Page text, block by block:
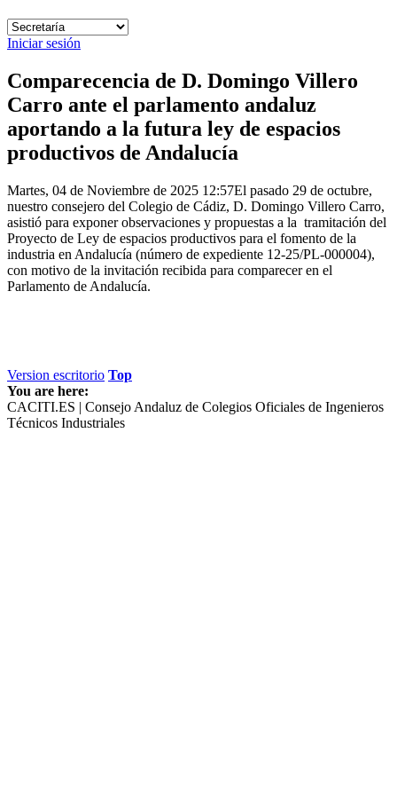
Iniciar sesión
Comparecencia de D. Domingo Villero
Carro ante el parlamento andaluz
aportando a la futura ley de espacios
productivos de Andalucía
Martes, 04 de Noviembre de 2025 12:57El pasado 29 de octubre,
nuestro consejero del Colegio de Cádiz, D. Domingo Villero Carro,
asistió para exponer observaciones y propuestas a la tramitación del
Proyecto de Ley de espacios productivos para el fomento de la
industria en Andalucía (número de expediente 12-25/PL-000004),
con motivo de la invitación recibida para comparecer en el
Parlamento de Andalucía.
Version escritorio Top
You are here:
CACITI.ES | Consejo Andaluz de Colegios Oficiales de Ingenieros
Técnicos Industriales